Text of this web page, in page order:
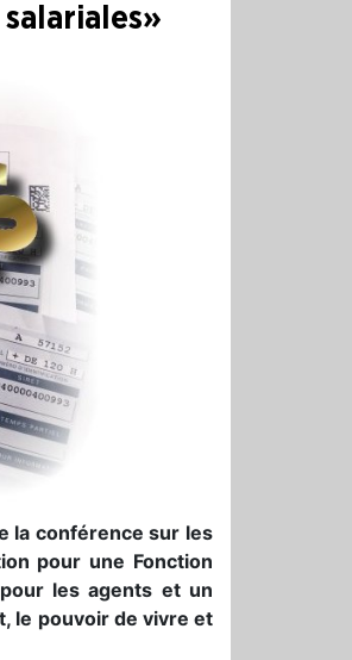
la conférence sur les
pour une Fonction
les agents et un
le pouvoir de vivre et